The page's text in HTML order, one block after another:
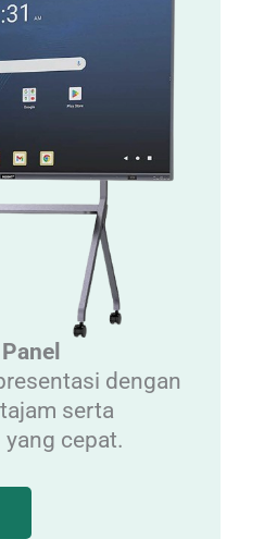
dengan
serta
cepat.